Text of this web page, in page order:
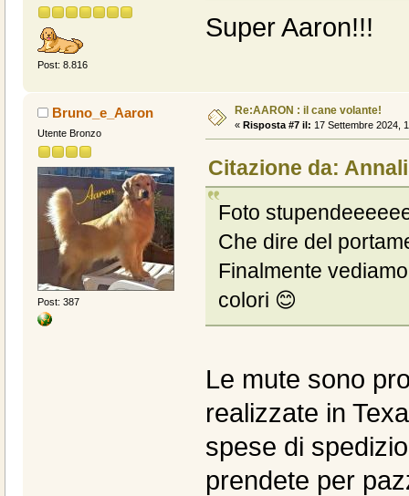
Post: 8.816
Super Aaron!!!
Bruno_e_Aaron
Utente Bronzo
Post: 387
Re:AARON : il cane volante!
« Risposta #7 il: 17 Settembre 2024,
Citazione da:
Foto
Che dire del
Finalmente
colori 😊
Le mute sono
realizzate in
spese di
prendete per